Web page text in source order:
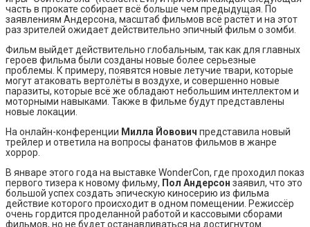
часть в прокате собирает всё больше чем предыдущая. По
заявлениям Андерсона, масштаб фильмов всё растёт и на этот
раз зрителей ожидает действительно эпичный фильм о зомби.
Фильм выйдет действительно глобальным, так как для главных
героев фильма были созданы новые более серьезные
проблемы. К примеру, появятся новые летучие твари, которые
могут атаковать вертолёты в воздухе, и совершенно новые
паразиты, которые всё же обладают небольшим интеллектом и
моторными навыками. Также в фильме будут представлены
новые локации.
На онлайн-конференции Милла Йовович представила новый
трейлер и ответила на вопросы фанатов фильмов в жанре
хоррор.
В январе этого года на выставке WonderCon, где проходил показ
первого тизера к новому фильму, Пол Андерсон заявил, что это
большой успех создать эпическую киносерию из фильма
действие которого происходит в одном помещении. Режиссёр
очень гордится проделанной работой и кассовыми сборами
фильмов, но не будет останавливаться на достигнутом.